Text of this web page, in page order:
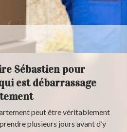
Sébastien pour
est débarrassage
peut être véritablement
plusieurs jours avant d’y